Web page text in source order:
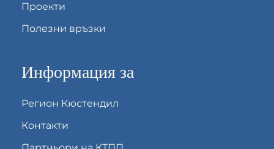
Проекти
Полезни връзки
Информация за
Регион Кюстендил
Контакти